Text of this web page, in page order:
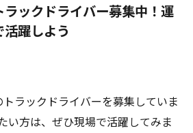
ラックドライバー募集中！運
躍しよう
ラックドライバーを募集していま
い方は、ぜひ現場で活躍してみま